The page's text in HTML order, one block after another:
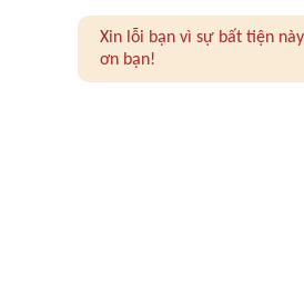
Xin lỗi bạn vì sự bất tiện
ơn bạn!